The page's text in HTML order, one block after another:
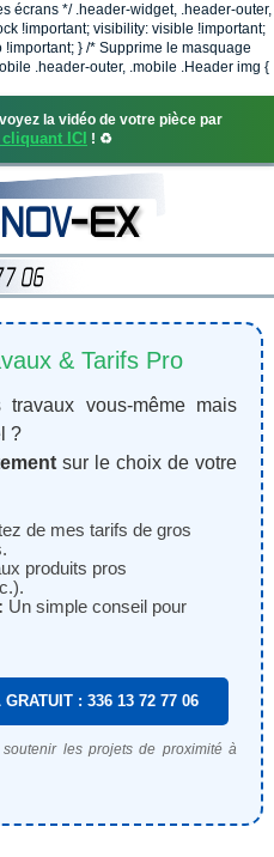
écrans */ .header-widget, .header-outer,
!important; visibility: visible !important;
} /* Supprime le masquage
.header-outer, .mobile .Header img {
la vidéo de votre pièce par
ICI ! ♻️
& Tarifs Pro
vous-même mais
?
sur le choix de votre
de mes tarifs de gros
produits pros
Un simple conseil pour
: 336 13 72 77 06
les projets de proximité à